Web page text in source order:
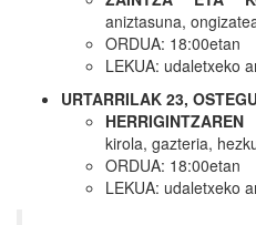
aniztasuna,
ORDUA: 18:00etan
LEKUA: udaletxeko
URTARRILAK 23,
kirola, gazteria,
ORDUA: 18:00etan
LEKUA: udaletxeko